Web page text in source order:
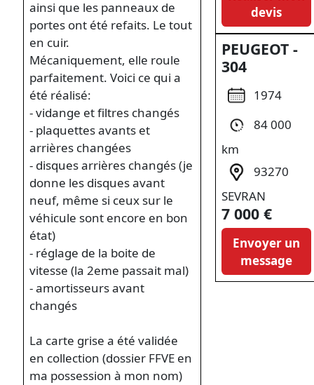
ainsi que les panneaux de
portes ont été refaits. Le tout
en cuir.
Mécaniquement, elle roule
parfaitement. Voici ce qui a
été réalisé:
- vidange et filtres changés
- plaquettes avants et
arrières changées
- disques arrières changés (je
donne les disques avant
neuf, même si ceux sur le
véhicule sont encore en bon
état)
- réglage de la boite de
vitesse (la 2eme passait mal)
- amortisseurs avant
changés
La carte grise a été validée
en collection (dossier FFVE en
ma possession à mon nom)
devis
PEUGEOT -
304
1974
84 000
km
93270
SEVRAN
7 000 €
Envoyer un
message